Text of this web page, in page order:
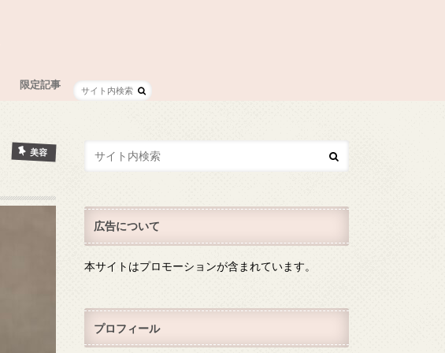
限定記事
美容
広告について
本サイトはプロモーションが含まれています。
プロフィール